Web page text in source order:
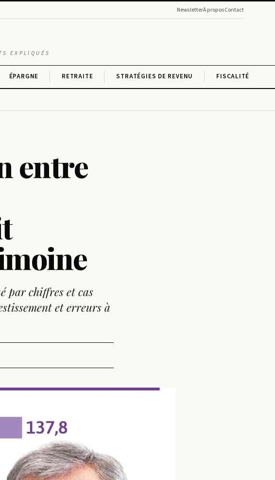
NewsletterÀ proposContact
EXPLIQUÉS
ÉPARGNE RETRAITE STRATÉGIES DE REVENU FISCALITÉ
entre
par chiffres et cas
et erreurs à